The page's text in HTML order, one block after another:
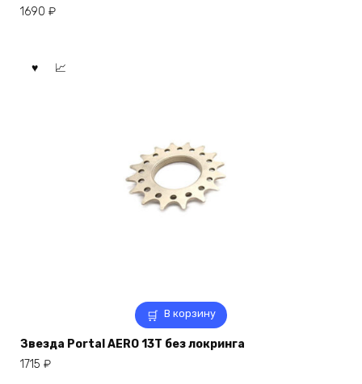
1690 ₽
В корзину
Звезда Portal AERO 13T без локринга
1715 ₽